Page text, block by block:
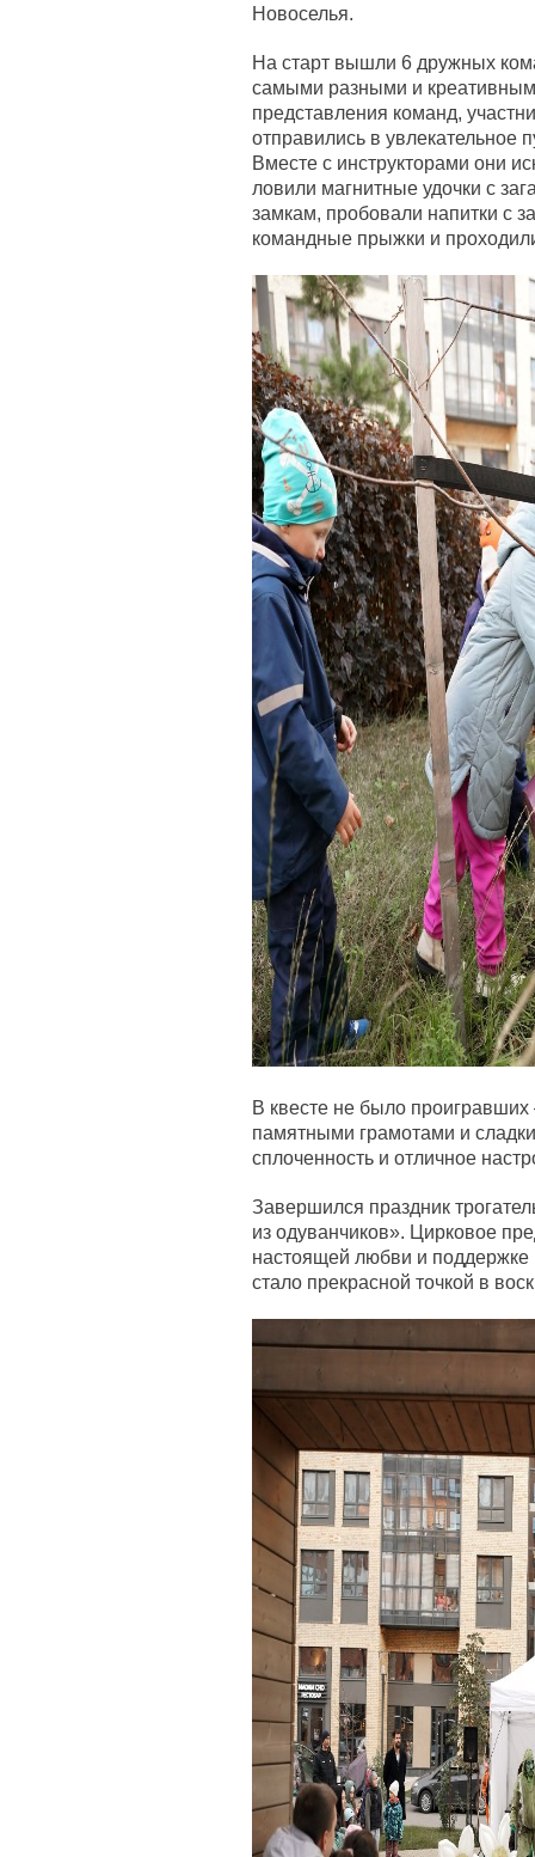
Новоселья.
На старт вышли 6 дружных
самыми разными и
представления команд,
отправились в увлекательное
Вместе с инструкторами они
ловили магнитные удочки с
замкам, пробовали напитки с
командные прыжки и
В квесте не было
памятными грамотами и
сплоченность и отличное
Завершился праздник
из одуванчиков». Цирковое
настоящей любви и
стало прекрасной точкой в